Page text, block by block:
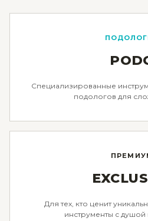
Специализированные
подологов для
Для тех, кто ценит
инструменты с душой